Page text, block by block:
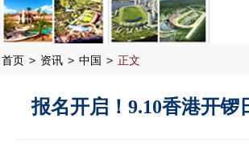
首页 > 资讯 > 中国 > 正文
报名开启！9.10香港开